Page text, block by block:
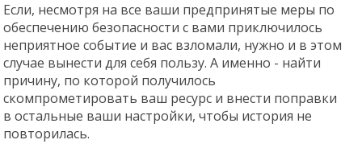
Если, несмотря на все ваши предпринятые меры по
обеспечению безопасности с вами приключилось
неприятное событие и вас взломали, нужно и в этом
случае вынести для себя пользу. А именно - найти
причину, по которой получилось
скомпрометировать ваш ресурс и внести поправки
в остальные ваши настройки, чтобы история не
повторилась.